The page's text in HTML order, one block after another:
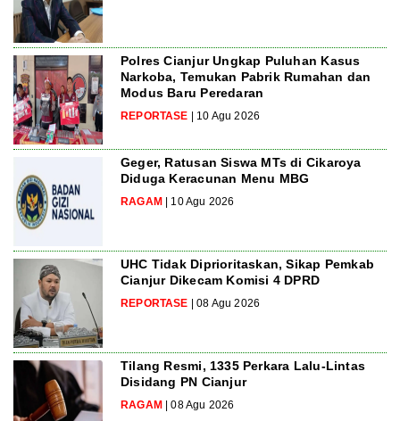
Polres Cianjur Ungkap Puluhan Kasus
Narkoba, Temukan Pabrik Rumahan dan
Modus Baru Peredaran
REPORTASE | 10 Agu 2026
Geger, Ratusan Siswa MTs di Cikaroya
Diduga Keracunan Menu MBG
RAGAM | 10 Agu 2026
UHC Tidak Diprioritaskan, Sikap Pemkab
Cianjur Dikecam Komisi 4 DPRD
REPORTASE | 08 Agu 2026
Tilang Resmi, 1335 Perkara Lalu-Lintas
Disidang PN Cianjur
RAGAM | 08 Agu 2026